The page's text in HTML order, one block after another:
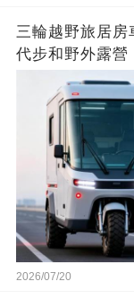
三輪越野旅居房
代步和野外露營
2026/07/20